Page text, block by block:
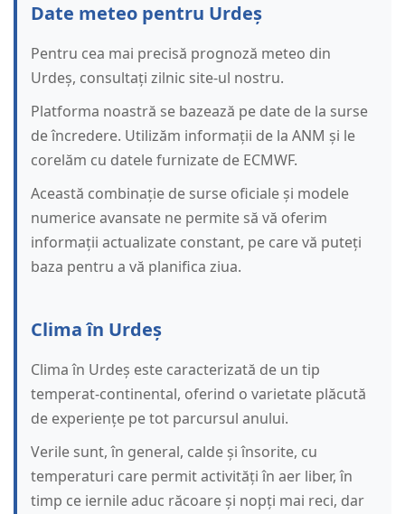
Date meteo pentru Urdeș
Pentru cea mai precisă prognoză meteo din
Urdeș, consultați zilnic site-ul nostru.
Platforma noastră se bazează pe date de la surse
de încredere. Utilizăm informații de la ANM și le
corelăm cu datele furnizate de ECMWF.
Această combinație de surse oficiale și modele
numerice avansate ne permite să vă oferim
informații actualizate constant, pe care vă puteți
baza pentru a vă planifica ziua.
Clima în Urdeș
Clima în Urdeș este caracterizată de un tip
temperat-continental, oferind o varietate plăcută
de experiențe pe tot parcursul anului.
Verile sunt, în general, calde și însorite, cu
temperaturi care permit activități în aer liber, în
timp ce iernile aduc răcoare și nopți mai reci, dar